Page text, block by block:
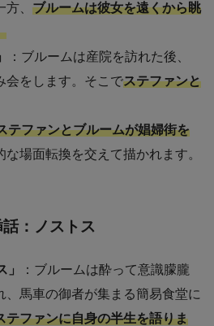
、 ブルームは彼女を遠くから眺
：ブルームは産院を訪れた後、
会をします。そこでステファンと
テファンとブルームが娼婦街を
な場面転換を交えて描かれます。
：ノストス
：ブルームは酔って意識朦朧
、馬車の御者が集まる簡易食堂に
テファンに自身の半生を語りま